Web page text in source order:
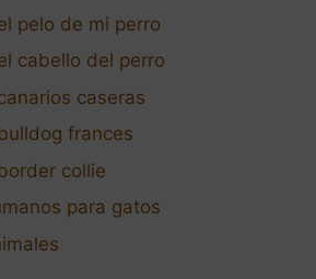
pelo de mi perro
cabello del perro
caseras
frances
collie
para gatos